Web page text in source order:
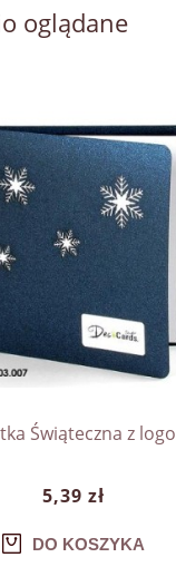
oglądane
Świąteczna z logo
5,39 zł
DO KOSZYKA